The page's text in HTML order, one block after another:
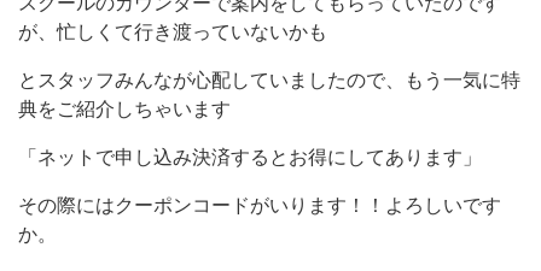
が、忙しくて行き渡っていないかも
とスタッフみんなが心配していましたので、もう一気に特
典をご紹介しちゃいます
「ネットで申し込み決済するとお得にしてあります」
その際にはクーポンコードがいります！！よろしいです
か。